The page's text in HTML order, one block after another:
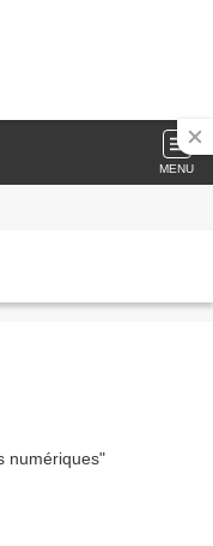
MENU